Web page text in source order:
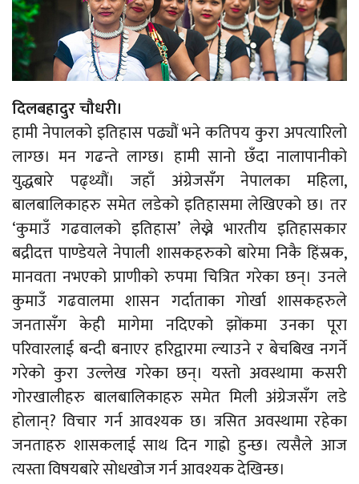
दिलबहादुर चौधरी।
हामी नेपालको इतिहास पढ्यौं भने कतिपय कुरा अपत्यारिलो
लाग्छ। मन गढन्ते लाग्छ। हामी सानो छँदा नालापानीको
युद्धबारे पढ्थ्यौं। जहाँ अंग्रेजसँग नेपालका महिला,
बालबालिकाहरु समेत लडेको इतिहासमा लेखिएको छ। तर
‘कुमाउँ गढवालको इतिहास’ लेख्ने भारतीय इतिहासकार
बद्रीदत्त पाण्डेयले नेपाली शासकहरुको बारेमा निकै हिंस्रक,
मानवता नभएको प्राणीको रुपमा चित्रित गरेका छन्। उनले
कुमाउँ गढवालमा शासन गर्दाताका गोर्खा शासकहरुले
जनतासँग केही मागेमा नदिएको झोंकमा उनका पूरा
परिवारलाई बन्दी बनाएर हरिद्वारमा ल्याउने र बेचबिख नगर्ने
गरेको कुरा उल्लेख गरेका छन्। यस्तो अवस्थामा कसरी
गोरखालीहरु बालबालिकाहरु समेत मिली अंग्रेजसँग लडे
होलान्? विचार गर्न आवश्यक छ। त्रसित अवस्थामा रहेका
जनताहरु शासकलाई साथ दिन गाह्रो हुन्छ। त्यसैले आज
त्यस्ता विषयबारे सोधखोज गर्न आवश्यक देखिन्छ।